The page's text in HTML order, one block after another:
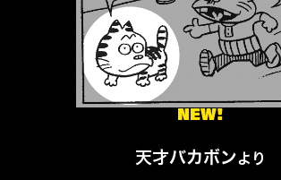
NEW!
天才バカボンより